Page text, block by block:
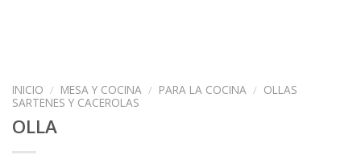
INICIO / MESA Y COCINA / PARA LA COCINA / OLLAS
SARTENES Y CACEROLAS
OLLA